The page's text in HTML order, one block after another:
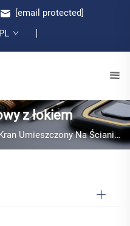
[email protected]
PL
z łokiem
Umieszczony Na Ścianie